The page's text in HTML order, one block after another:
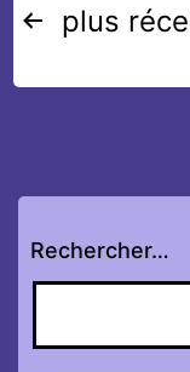
des
plus
Rechercher…